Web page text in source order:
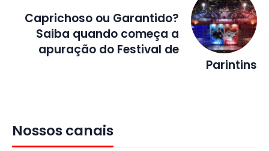
Caprichoso ou Garantido?
Saiba quando começa a
apuração do Festival de
Parintins
Nossos canais